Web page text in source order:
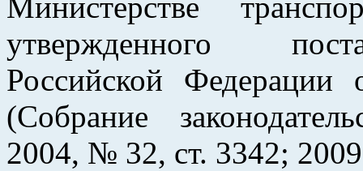
утвержденного
Российской
(Собрание
2004, № 32, ст. 3342;